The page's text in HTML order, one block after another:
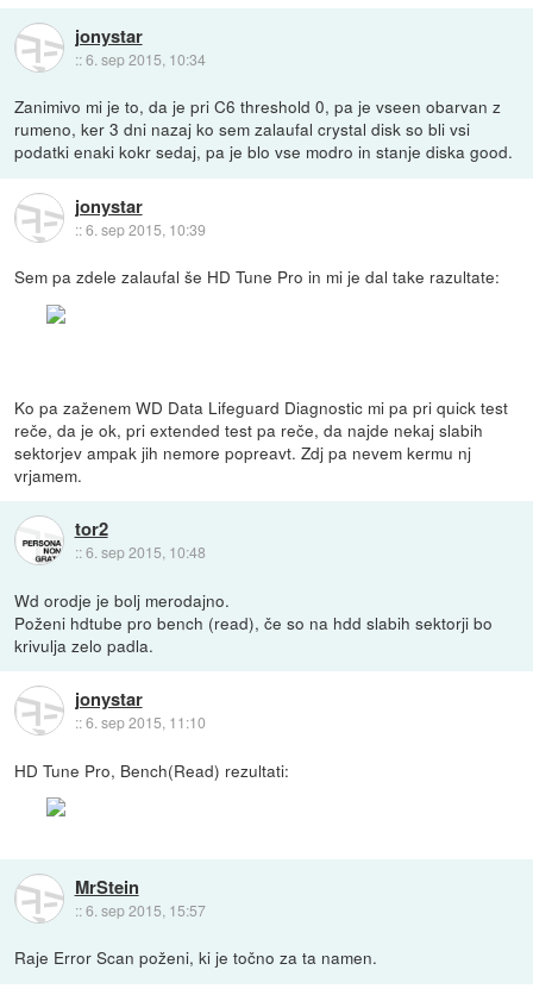
jonystar
::6. sep 2015, 10:34
Zanimivo mi je to, da je pri C6 threshold 0, pa je vseen obarvan z
rumeno, ker 3 dni nazaj ko sem zalaufal crystal disk so bli vsi
podatki enaki kokr sedaj, pa je blo vse modro in stanje diska good.
jonystar
::6. sep 2015, 10:39
Sem pa zdele zalaufal še HD Tune Pro in mi je dal take razultate:
Ko pa zaženem WD Data Lifeguard Diagnostic mi pa pri quick test
reče, da je ok, pri extended test pa reče, da najde nekaj slabih
sektorjev ampak jih nemore popreavt. Zdj pa nevem kermu nj
vrjamem.
tor2
::6. sep 2015, 10:48
Wd orodje je bolj merodajno.
Poženi hdtube pro bench (read), če so na hdd slabih sektorji bo
krivulja zelo padla.
jonystar
::6. sep 2015, 11:10
HD Tune Pro, Bench(Read) rezultati:
MrStein
::6. sep 2015, 15:57
Raje Error Scan poženi, ki je točno za ta namen.